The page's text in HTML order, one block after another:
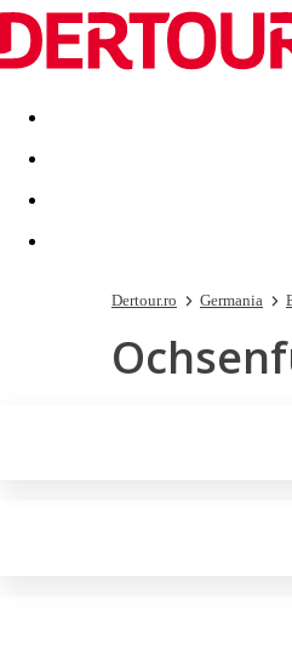
Destinatii Vacanta perfecta
Dertour.ro Germania